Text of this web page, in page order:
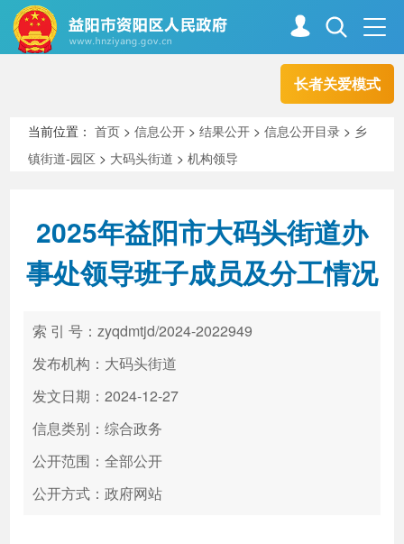
长者关爱模式
走进资阳
新闻中心 解读回应
政务服务
高效办成一件事
当前位置：首页 >信息公开 >结果公开 >信息公开目录 > 乡
镇街道-园区 > 大码头街道 >机构领导
2025年益阳市大码头街道办
事处领导班子成员及分工情况
索 引 号：zyqdmtjd/2024-2022949
发布机构：大码头街道
发文日期：2024-12-27
信息类别：综合政务
公开范围：全部公开
公开方式：政府网站